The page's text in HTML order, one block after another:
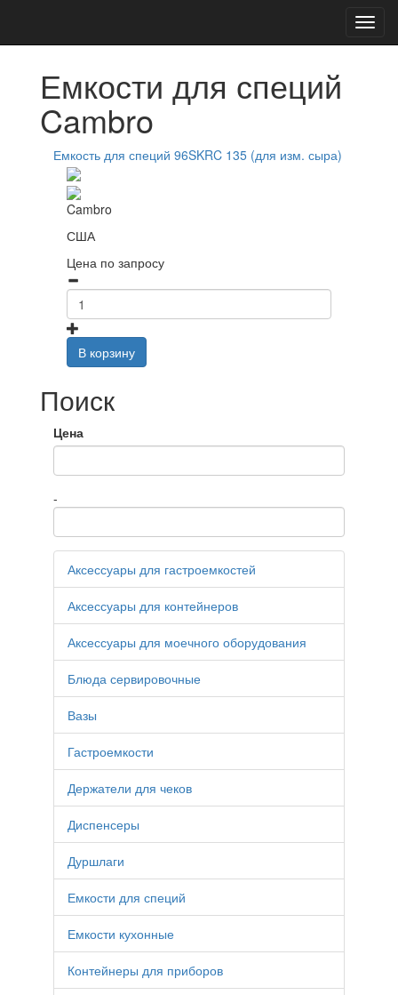
Емкости для специй
Cambro
Емкость для специй 96SKRC 135 (для изм. сыра)
Cambro
США
Цена по запросу
В корзину
Поиск
Цена
-
Аксессуары для гастроемкостей
Аксессуары для контейнеров
Аксессуары для моечного оборудования
Блюда сервировочные
Вазы
Гастроемкости
Держатели для чеков
Диспенсеры
Дуршлаги
Емкости для специй
Емкости кухонные
Контейнеры для приборов